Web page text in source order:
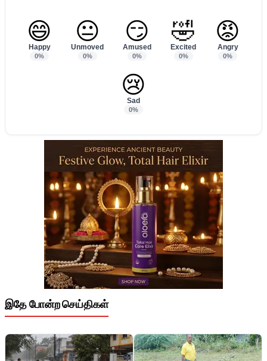
😄
Happy
0%
😐
Unmoved
0%
😏
Amused
0%
🤣
Excited
0%
😡
Angry
0%
😢
Sad
0%
இதே போன்ற செய்திகள்